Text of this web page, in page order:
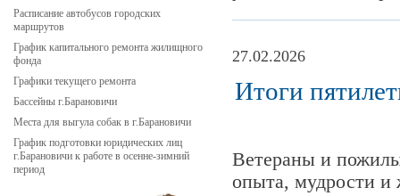
Расписание автобусов городских
маршрутов
График капитального ремонта жилищного
фонда
Графики текущего ремонта
Бассейны г.Барановичи
Места для выгула собак в г.Барановичи
График подготовки юридических лиц
г.Барановичи к работе в осенне-зимний
период
27.02.2026
Итоги
Ветераны и
опыта, мудрости и